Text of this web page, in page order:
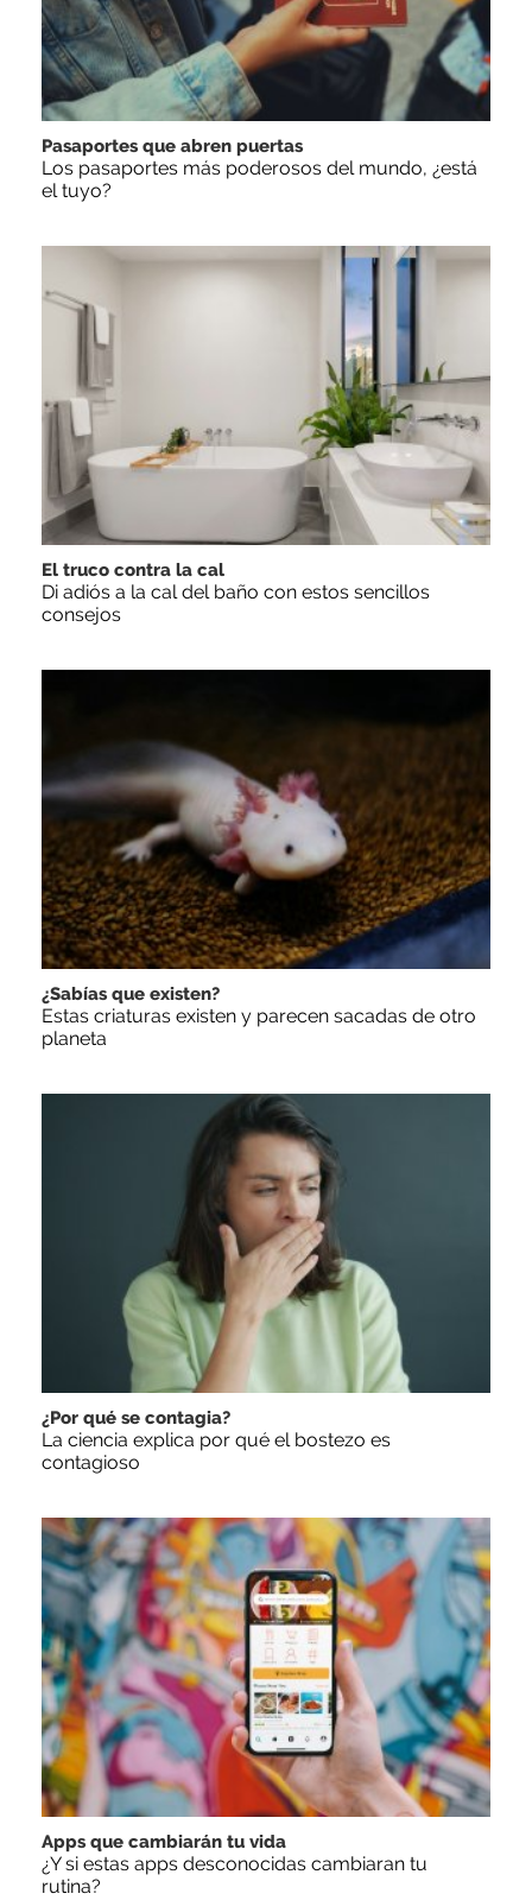
Pasaportes que abren puertas
Los pasaportes más poderosos del mundo, ¿está
el tuyo?
El truco contra la cal
Di adiós a la cal del baño con estos sencillos
consejos
¿Sabías que existen?
Estas criaturas existen y parecen sacadas de otro
planeta
¿Por qué se contagia?
La ciencia explica por qué el bostezo es
contagioso
Apps que cambiarán tu vida
¿Y si estas apps desconocidas cambiaran tu
rutina?